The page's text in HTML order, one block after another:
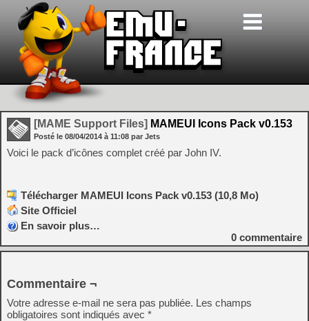
[MAME Support Files] MAMEUI Icons Pack v0.153
Posté le 08/04/2014 à 11:08 par Jets
Voici le pack d’icônes complet créé par John IV.
Télécharger MAMEUI Icons Pack v0.153 (10,8 Mo)
Site Officiel
En savoir plus…
0 commentaire
Commentaire ¬
Votre adresse e-mail ne sera pas publiée. Les champs
obligatoires sont indiqués avec *